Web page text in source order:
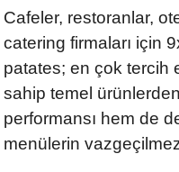
Cafeler, restoranlar,
catering firmaları için
patates; en çok tercih
sahip temel ürünlerden
performansı hem de
menülerin